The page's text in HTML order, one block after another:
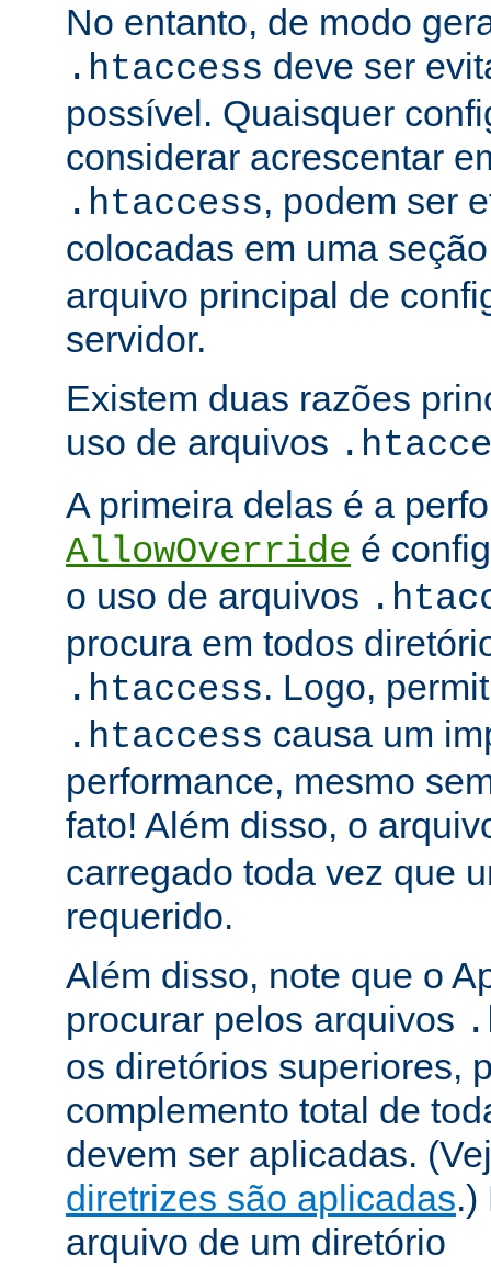
No entanto, de modo
.htaccess deve ser
possível. Quaisquer
considerar acrescentar
.htaccess, podem ser
colocadas em uma
arquivo principal de
servidor.
Existem duas razões
uso de arquivos
A primeira delas é a
AllowOverride é
o uso de arquivos
procura em todos
.htaccess. Logo,
.htaccess causa um
performance, mesmo
fato! Além disso, o
carregado toda vez que
requerido.
Além disso, note que o
procurar pelos arquivos
os diretórios superiores,
complemento total de
devem ser aplicadas.
diretrizes são aplicadas.)
arquivo de um diretório